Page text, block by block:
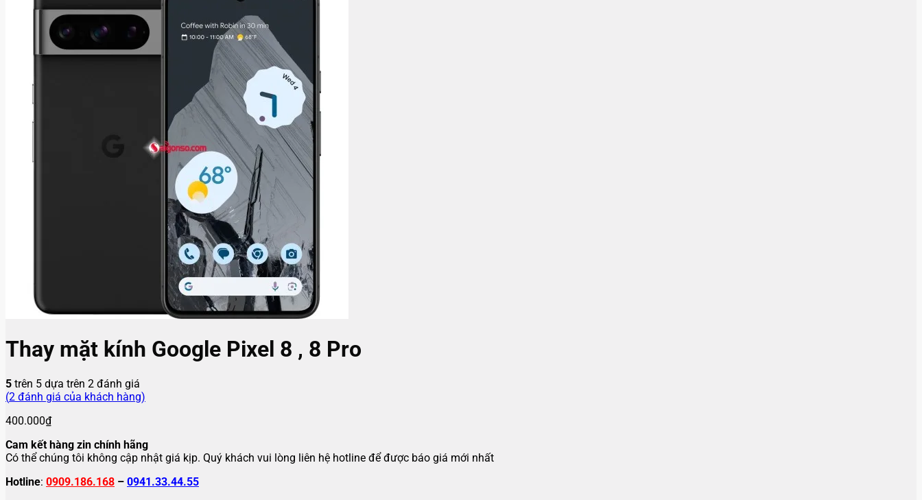
Thay mặt kính Google Pixel 8 , 8 Pro
5 trên 5 dựa trên 2 đánh giá
(2 đánh giá của khách hàng)
400.000₫
Cam kết hàng zin chính hãng
Có thể chúng tôi không cập nhật giá kịp. Quý khách vui lòng liên hệ hotline để được báo giá mới nhất
Hotline: 0909.186.168 – 0941.33.44.55